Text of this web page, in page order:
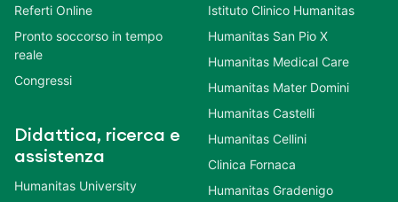
Referti Online
Pronto soccorso in tempo
reale
Congressi
Didattica, ricerca e
assistenza
Humanitas University
Istituto Clinico Humanitas
Humanitas San Pio X
Humanitas Medical Care
Humanitas Mater Domini
Humanitas Castelli
Humanitas Cellini
Clinica Fornaca
Humanitas Gradenigo